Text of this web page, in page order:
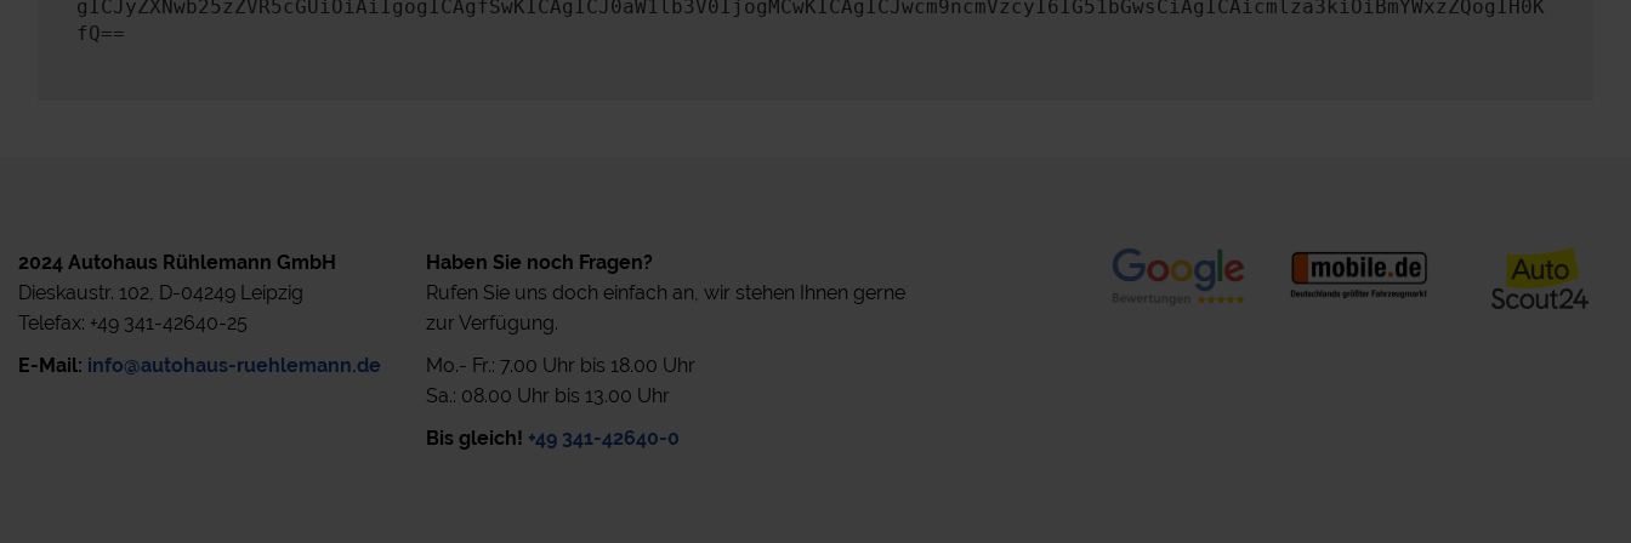
gICJyZXNwb25zZVR5cGUiOiAiIgogICAgfSwKICAgICJ0aW1lb3V0IjogMCwKICAgICJwcm9ncmVzcyI6IG51bGwsCiAgICAicmlza3kiOiBmYWxzZQogIH0K
fQ==
2024 Autohaus Rühlemann GmbH
Dieskaustr. 102, D-04249 Leipzig
Telefax: +49 341-42640-25
E-Mail: info@autohaus-ruehlemann.de
Haben Sie noch Fragen?
Rufen Sie uns doch einfach an, wir stehen Ihnen gerne
zur Verfügung.
Mo.- Fr.: 7.00 Uhr bis 18.00 Uhr
Sa.: 08.00 Uhr bis 13.00 Uhr
Bis gleich! +49 341-42640-0